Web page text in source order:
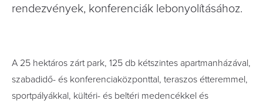
rendezvények, konferenciák lebonyolításához.
A 25 hektáros zárt park, 125 db kétszintes apartmanházával,
szabadidő- és konferenciaközponttal, teraszos étteremmel,
sportpályákkal, kültéri- és beltéri medencékkel és